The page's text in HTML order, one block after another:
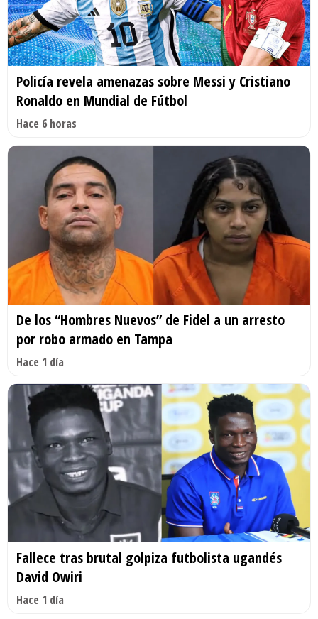
Policía revela amenazas sobre Messi y Cristiano
Ronaldo en Mundial de Fútbol
Hace 6 horas
De los “Hombres Nuevos” de Fidel a un arresto
por robo armado en Tampa
Hace 1 día
Fallece tras brutal golpiza futbolista ugandés
David Owiri
Hace 1 día